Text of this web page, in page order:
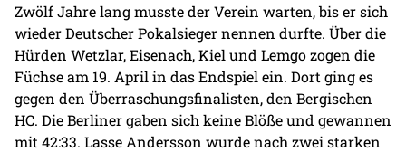
Zwölf Jahre lang musste der Verein warten, bis er sich
wieder Deutscher Pokalsieger nennen durfte. Über die
Hürden Wetzlar, Eisenach, Kiel und Lemgo zogen die
Füchse am 19. April in das Endspiel ein. Dort ging es
gegen den Überraschungsfinalisten, den Bergischen
HC. Die Berliner gaben sich keine Blöße und gewannen
mit 42:33. Lasse Andersson wurde nach zwei starken